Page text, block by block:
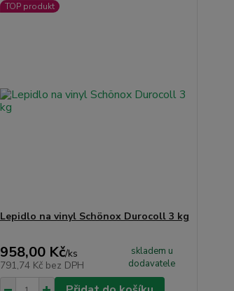
TOP produkt
Lepidlo na vinyl Schönox Durocoll 3 kg
958,00 Kč/ks
791,74 Kč bez DPH
skladem u
dodavatele